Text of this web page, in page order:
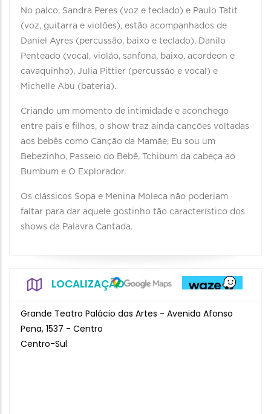
No palco, Sandra Peres (voz e teclado) e Paulo Tatit
(voz, guitarra e violões), estão acompanhados de
Daniel Ayres (percussão, baixo e teclado), Danilo
Penteado (vocal, violão, sanfona, baixo, acordeon e
cavaquinho), Julia Pittier (percussão e vocal) e
Michelle Abu (bateria).
Criando um momento de intimidade e aconchego
entre pais e filhos, o show traz ainda canções voltadas
aos bebês como Canção da Mamãe, Eu sou um
Bebezinho, Passeio do Bebê, Tchibum da cabeça ao
Bumbum e O Explorador.
Os clássicos Sopa e Menina Moleca não poderiam
faltar para dar aquele gostinho tão característico dos
shows da Palavra Cantada.
LOCALIZAÇÃO
Grande Teatro Palácio das Artes - Avenida Afonso
Pena, 1537 - Centro
Centro-Sul